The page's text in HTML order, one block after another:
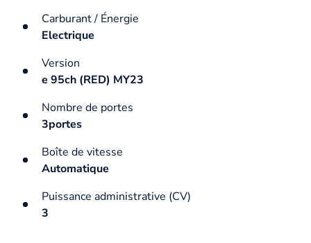
Carburant / Énergie
Electrique
Version
e 95ch (RED) MY23
Nombre de portes
3portes
Boîte de vitesse
Automatique
Puissance administrative (CV)
3